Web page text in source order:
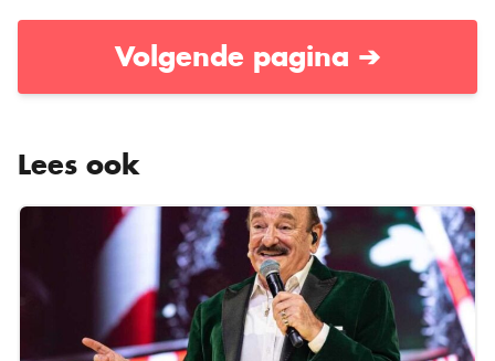
Volgende pagina ➔
Lees ook